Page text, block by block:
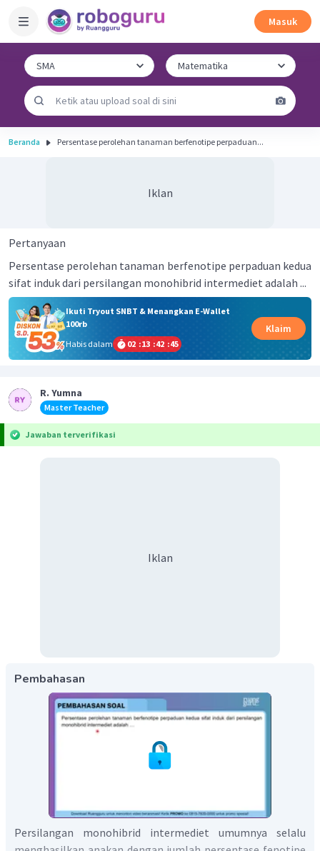
Masuk
Beranda Persentase perolehan tanaman berfenotipe perpaduan...
Iklan
Pertanyaan
Persentase perolehan tanaman berfenotipe perpaduan kedua
sifat induk dari persilangan monohibrid intermediet adalah ...
Ikuti Tryout SNBT & Menangkan E-Wallet
100rb
Habis dalam
02 :13 :42 :45
Klaim
R. Yumna
Master Teacher
Jawaban terverifikasi
Iklan
Pembahasan
Persilangan monohibrid intermediet umumnya selalu